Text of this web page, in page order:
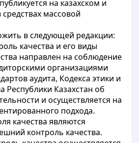
на казахском и
массовой
в следующей редакции:
качества и его виды
направлен на соблюдение
организациями
аудита, Кодекса этики и
Республики Казахстан об
и осуществляется на
подхода.
качества являются
контроль качества.